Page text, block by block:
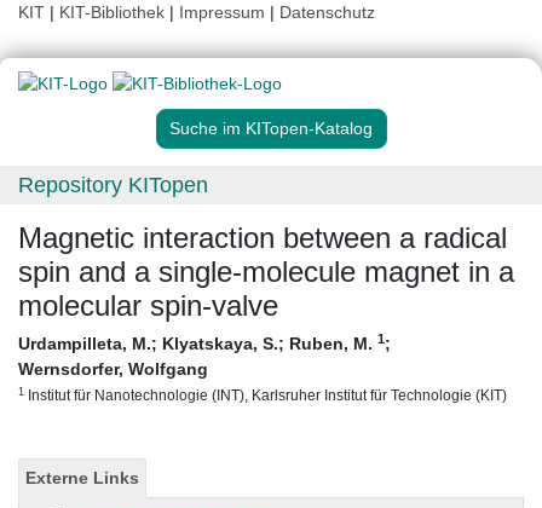
KIT | KIT-Bibliothek | Impressum | Datenschutz
Suche im KITopen-Katalog
Repository KITopen
Magnetic interaction between a radical
spin and a single-molecule magnet in a
molecular spin-valve
Urdampilleta, M.; Klyatskaya, S.; Ruben, M. 1;
Wernsdorfer, Wolfgang
1 Institut für Nanotechnologie (INT), Karlsruher Institut für Technologie (KIT)
Externe Links